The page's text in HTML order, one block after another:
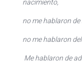
nacimiento,
no me hablaron
no me hablaron
Me hablaron de